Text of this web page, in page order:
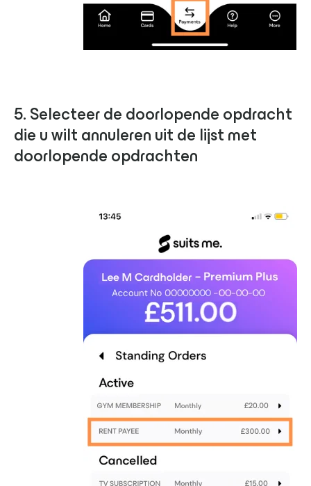
5. Selecteer de doorlopende opdracht
die u wilt annuleren uit de lijst met
doorlopende opdrachten